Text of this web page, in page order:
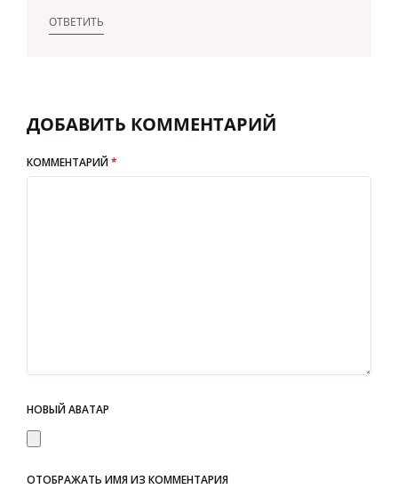
ОТВЕТИТЬ
ДОБАВИТЬ КОММЕНТАРИЙ
КОММЕНТАРИЙ*
НОВЫЙ АВАТАР
ОТОБРАЖАТЬ ИМЯ ИЗ КОММЕНТАРИЯ